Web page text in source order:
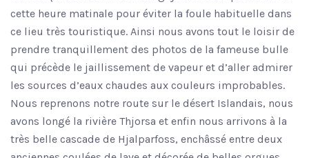
cette heure matinale pour éviter la foule habituelle dans
ce lieu très touristique. Ainsi nous avons tout le loisir de
prendre tranquillement des photos de la fameuse bulle
qui précède le jaillissement de vapeur et d’aller admirer
les sources d’eaux chaudes aux couleurs improbables.
Nous reprenons notre route sur le désert Islandais, nous
avons longé la rivière Thjorsa et enfin nous arrivons à la
très belle cascade de Hjalparfoss, enchâssé entre deux